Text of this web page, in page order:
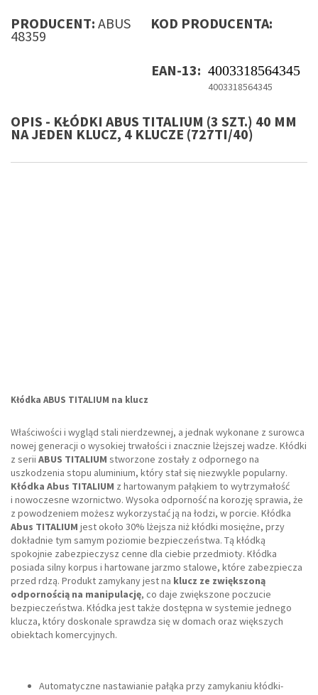
PRODUCENT: ABUS KOD PRODUCENTA:
48359
EAN-13: 4003318564345
4003318564345
OPIS - KŁÓDKI ABUS TITALIUM (3 SZT.) 40 MM
NA JEDEN KLUCZ, 4 KLUCZE (727TI/40)
Kłódka ABUS TITALIUM na klucz
Właściwości i wygląd stali nierdzewnej, a jednak wykonane z surowca
nowej generacji o wysokiej trwałości i znacznie lżejszej wadze. Kłódki
z serii ABUS TITALIUM stworzone zostały z odpornego na
uszkodzenia stopu aluminium, który stał się niezwykle popularny.
Kłódka Abus TITALIUM z hartowanym pałąkiem to wytrzymałość
i nowoczesne wzornictwo. Wysoka odporność na korozję sprawia, że
z powodzeniem możesz wykorzystać ją na łodzi, w porcie. Kłódka
Abus TITALIUM jest około 30% lżejsza niż kłódki mosiężne, przy
dokładnie tym samym poziomie bezpieczeństwa. Tą kłódką
spokojnie zabezpieczysz cenne dla ciebie przedmioty. Kłódka
posiada silny korpus i hartowane jarzmo stalowe, które zabezpiecza
przed rdzą. Produkt zamykany jest na klucz ze zwiększoną
odpornością na manipulację, co daje zwiększone poczucie
bezpieczeństwa. Kłódka jest także dostępna w systemie jednego
klucza, który doskonale sprawdza się w domach oraz większych
obiektach komercyjnych.
Automatyczne nastawianie pałąka przy zamykaniu kłódki-